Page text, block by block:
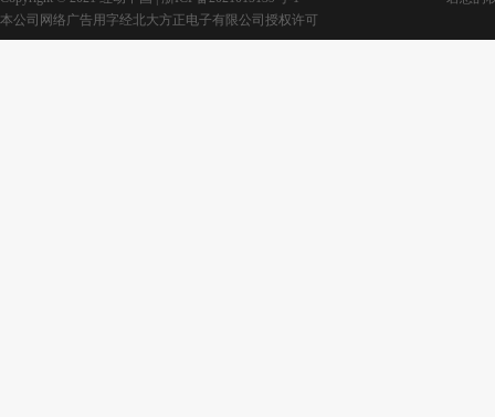
本公司网络广告用字经北大方正电子有限公司授权许可